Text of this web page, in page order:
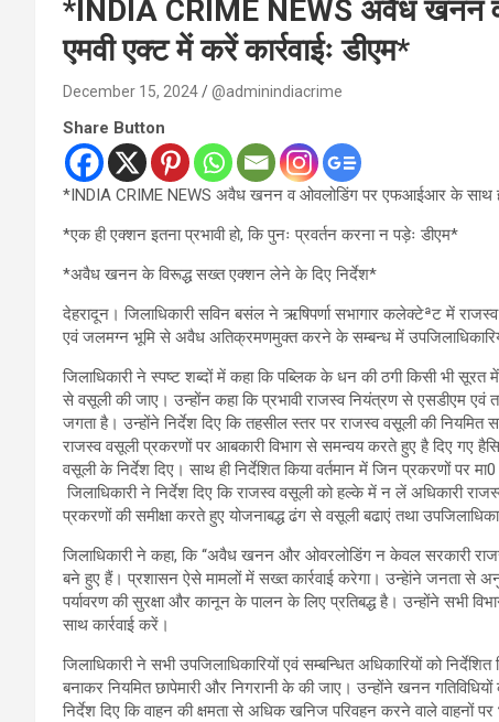
*INDIA CRIME NEWS अवैध खनन
एमवी एक्ट में करें कार्रवाईः डीएम*
December 15, 2024 @adminindiacrime
Share Button
*INDIA CRIME NEWS अवैध खनन व ओवलोडिंग पर एफआईआर के साथ ही
*एक ही एक्शन इतना प्रभावी हो, कि पुनः प्रवर्तन करना न पड़ेः डीएम*
*अवैध खनन के विरूद्ध सख्त एक्शन लेने के दिए निर्देश*
देहरादून। जिलाधिकारी सविन बसंल ने ऋषिपर्णा सभागार कलेक्टेªट में
एवं जलमग्न भूमि से अवैध अतिक्रमणमुक्त करने के सम्बन्ध में
जिलाधिकारी ने स्पष्ट शब्दों में कहा कि पब्लिक के धन की ठगी किसी भी सूरत
से वसूली की जाए। उन्होंन कहा कि प्रभावी राजस्व नियंत्रण से एसडीएम एवं
जगता है। उन्होंने निर्देश दिए कि तहसील स्तर पर राजस्व वसूली की नियमित
राजस्व वसूली प्रकरणों पर आबकारी विभाग से समन्वय करते हुए है दिए गए
वसूली के निर्देश दिए। साथ ही निर्देशित किया वर्तमान में जिन प्रकरणों पर
जिलाधिकारी ने निर्देश दिए कि राजस्व वसूली को हल्के में न लें अधिकारी
प्रकरणों की समीक्षा करते हुए योजनाबद्ध ढंग से वसूली बढाएं तथा
जिलाधिकारी ने कहा, कि ‘‘अवैध खनन और ओवरलोडिंग न केवल सरकारी
बने हुए हैं। प्रशासन ऐसे मामलों में सख्त कार्रवाई करेगा। उन्हेांने जनता से
पर्यावरण की सुरक्षा और कानून के पालन के लिए प्रतिबद्ध है। उन्होंने सभी
साथ कार्रवाई करें।
जिलाधिकारी ने सभी उपजिलाधिकारियों एवं सम्बन्धित अधिकारियों को
बनाकर नियमित छापेमारी और निगरानी के की जाए। उन्होंने खनन
निर्देश दिए कि वाहन की क्षमता से अधिक खनिज परिवहन करने वाले वाहनों